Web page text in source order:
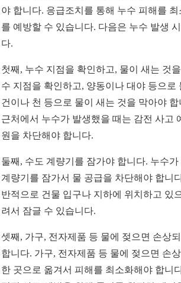
야 합니다. 응급조치를 통해 누수 피해를 최
를 예방할 수 있습니다. 다음은 누수 발생
다.
첫째, 누수 지점을 확인하고, 물이 새는 것
수 지점을 확인하고, 양동이나 대야 등으로
건이나 천 등으로 물이 새는 것을 막아야 합
근처에서 누수가 발생했을 때는 감전 사고
원을 차단해야 합니다.
둘째, 수도 계량기를 잠가야 합니다. 누수
계량기를 잠가서 물 공급을 차단해야 합니
반적으로 건물 입구나 지하에 위치하고 있
려서 잠글 수 있습니다.
셋째, 가구, 전자제품 등 물에 젖으면 손상
합니다. 가구, 전자제품 등 물에 젖으면 손
한 곳으로 옮겨서 피해를 최소화해야 합니